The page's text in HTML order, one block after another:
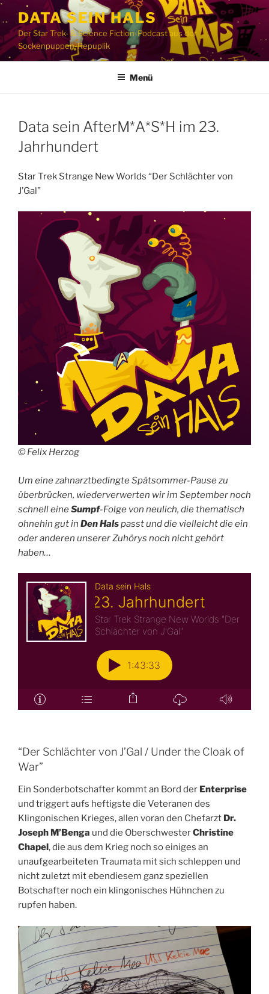
Zum
Inhalt
springen
DATA SEIN HALS
Der Star Trek- & Science Fiction-Podcast aus der
Sockenpuppen-Repuplik
Menü
Data sein AfterM*A*S*H im 23.
Jahrhundert
Star Trek Strange New Worlds “Der Schlächter von
J’Gal”
© Felix Herzog
Um eine zahnarztbedingte Spätsommer-Pause zu
überbrücken, wiederverwerten wir im September noch
schnell eineSumpf-Folge von neulich, die thematisch
ohnehin gut in Den Halspasst und die vielleicht die ein
oder anderen unserer Zuhörys noch nicht gehört
haben…
“Der Schlächter von J’Gal / Under the Cloak of
War”
Ein Sonderbotschafter kommt an Bord der Enterprise
und triggert aufs heftigste die Veteranen des
Klingonischen Krieges, allen voran den Chefarzt Dr.
Joseph M’Benga und die OberschwesterChristine
Chapel, die aus dem Krieg noch so einiges an
unaufgearbeiteten Traumata mit sich schleppen und
nicht zuletzt mit ebendiesem ganz speziellen
Botschafter noch ein klingonisches Hühnchen zu
rupfen haben.